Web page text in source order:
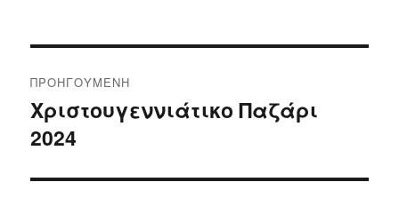
άρθρων
ΠΡΟΗΓΟΎΜΕΝΗ
Προηγούμενο
άρθρο:
Χριστουγεννιάτικο Παζάρι
2024